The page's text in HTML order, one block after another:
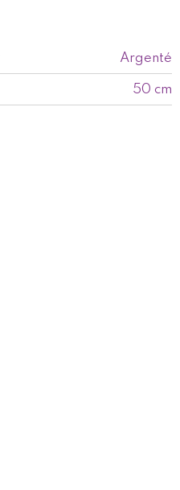
Argenté
50 cm